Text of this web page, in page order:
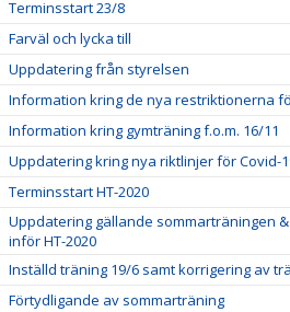
Terminsstart 23/8
Farväl och lycka till
Uppdatering från styrelsen
Information kring de nya restriktionerna
Information kring gymträning f.o.m. 16/11
Uppdatering kring nya riktlinjer för Covid-
Terminsstart HT-2020
Uppdatering gällande sommarträningen
inför HT-2020
Inställd träning 19/6 samt korrigering av
Förtydligande av sommarträning